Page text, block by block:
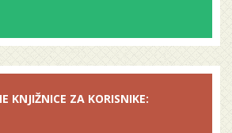
KNJIŽNICE ZA KORISNIKE: